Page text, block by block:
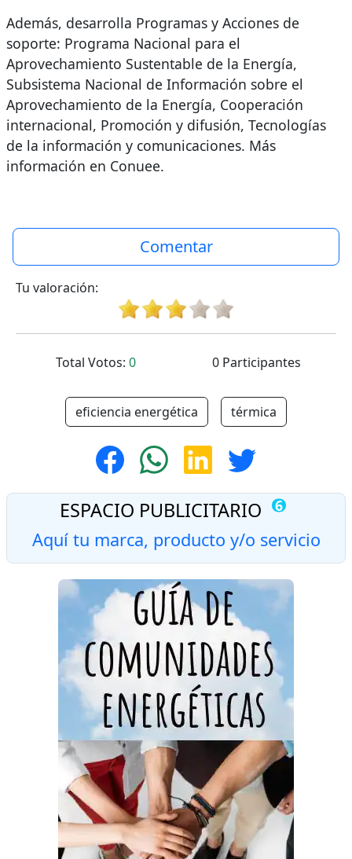
Además, desarrolla Programas y Acciones de
soporte: Programa Nacional para el
Aprovechamiento Sustentable de la Energía,
Subsistema Nacional de Información sobre el
Aprovechamiento de la Energía, Cooperación
internacional, Promoción y difusión, Tecnologías
de la información y comunicaciones. Más
información en Conuee.
Comentar
Tu valoración:
Total Votos: 0 0 Participantes
eficiencia energética térmica
ESPACIO PUBLICITARIO 6Número
Aquí tu marca, producto y/o servicio